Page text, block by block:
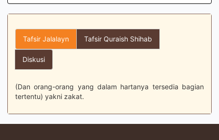
Tafsir Jalalayn Tafsir Quraish Shihab
Diskusi
(Dan orang-orang yang dalam hartanya tersedia bagian
tertentu) yakni zakat.